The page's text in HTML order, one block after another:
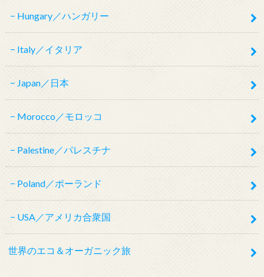
Hungary／ハンガリー
Italy／イタリア
Japan／日本
Morocco／モロッコ
Palestine／パレスチナ
Poland／ポーランド
USA／アメリカ合衆国
世界のエコ＆オーガニック旅